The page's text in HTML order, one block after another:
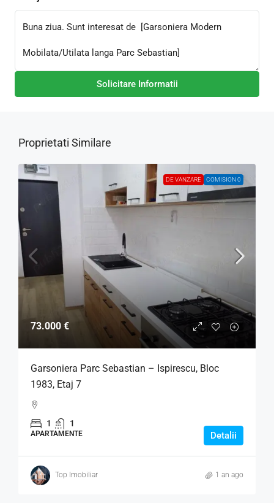
Solicitare Informatii
Proprietati Similare
DE VANZARE COMISION 0
73.000 €
Garsoniera Parc Sebastian – Ispirescu, Bloc
1983, Etaj 7
1 1
APARTAMENTE Detalii
Top Imobiliar 1 an ago